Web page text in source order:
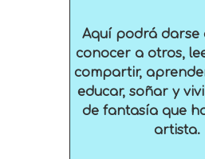
Aquí podrá darse
conocer a otros,
compartir,
educar, soñar y
de fantasía que
artista.